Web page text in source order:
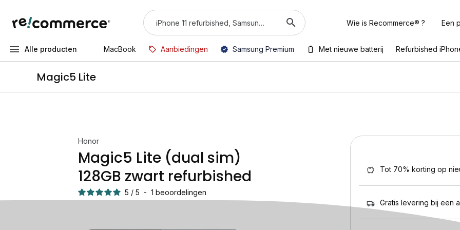
Wie is Recommerce® ? Een
Alle producten MacBook Aanbiedingen Samsung Premium Met nieuwe batterij Refurbished
Magic5 Lite
Honor
Magic5 Lite (dual sim)
128GB zwart refurbished
5 / 5 - 1 beoordelingen
Tot 70% korting op
Gratis levering bij een